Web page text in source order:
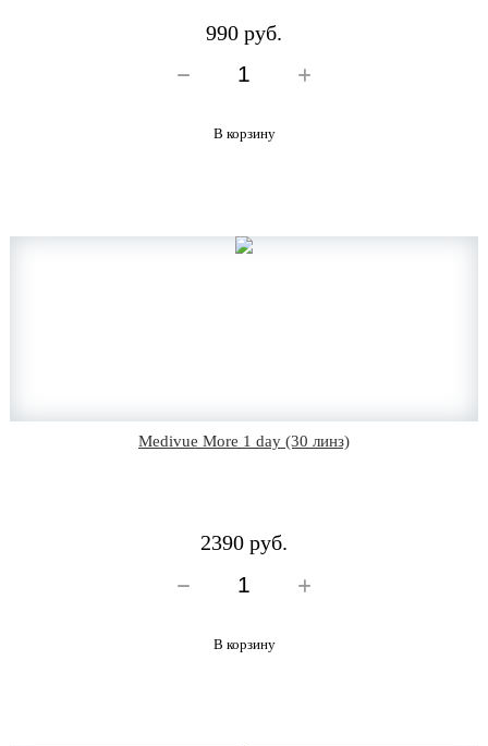
990 руб.
В корзину
Medivue More 1 day (30 линз)
2390 руб.
В корзину